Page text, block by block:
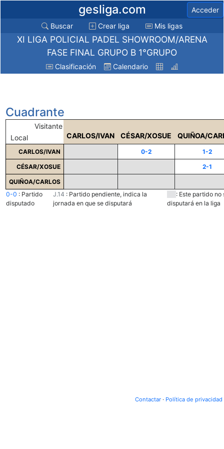
gesliga.com
Acceder
Buscar
Crear liga Mis ligas
XI LIGA POLICIAL PADEL SHOWROOM/ARENA
FASE FINAL GRUPO B 1°GRUPO
Clasificación Calendario
Cuadrante
Visitante
Local
CARLOS/IVAN CÉSAR/XOSUE QUIÑOA/
CARLOS/IVAN 0-2
1-2
CÉSAR/XOSUE
2-1
QUIÑOA/CARLOS
0-0 : Partido
disputado
J.14 : Partido pendiente, indica la
jornada en que se disputará
: Este partido no
disputará en la liga
Contactar · Política de privacidad